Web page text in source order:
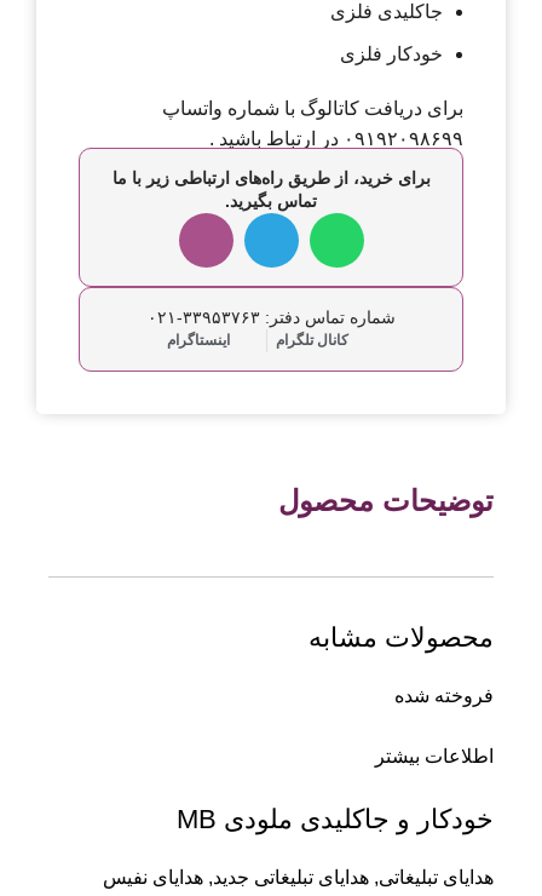
جاکلیدی فلزی
خودکار فلزی
برای دریافت کاتالوگ با شماره واتساپ
۰۹۱۹۲۰۹۸۶۹۹ در ارتباط باشید .
برای خرید، از طریق راه‌های ارتباطی زیر با ما
تماس بگیرید.
شماره تماس دفتر: ۳۳۹۵۳۷۶۳-۰۲۱
کانال تلگرام اینستاگرام
توضیحات محصول
محصولات مشابه
فروخته شده
اطلاعات بیشتر
خودکار و جاکلیدی ملودی MB
هدایای تبلیغاتی, هدایای تبلیغاتی جدید, هدایای نفیس